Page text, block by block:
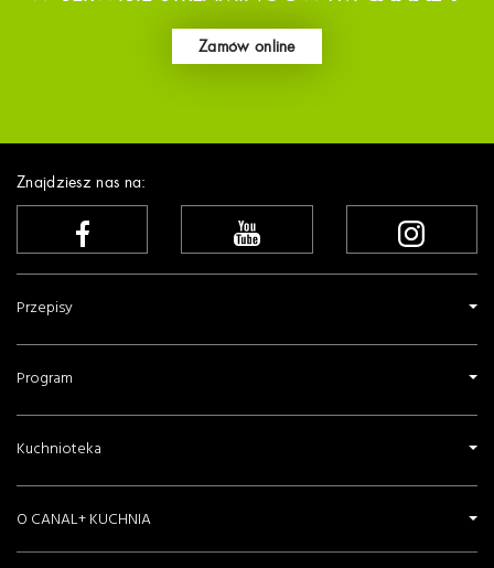
Kanapka z klopsikami
Gumbo z Essex
Curry po gurkhijsku